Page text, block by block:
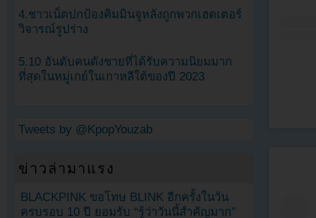
4.ชาวเน็ตปกป้องคิมมินจูหลังถูกพวกเฮดเตอร์
วิจารณ์รูปร่าง
5.10 อันดับคนดังชายที่ได้รับความนิยมมาก
ที่สุดในหมู่เกย์ในเกาหลีใต้ของปี 2023
Tweets by @KpopYouzab
ข่าวล่ามาแรง
BLACKPINK ขอโทษ BLINK อีกครั้งในวัน
ครบรอบ 10 ปี ยอมรับ “รู้ว่าวันนี้สำคัญมาก”